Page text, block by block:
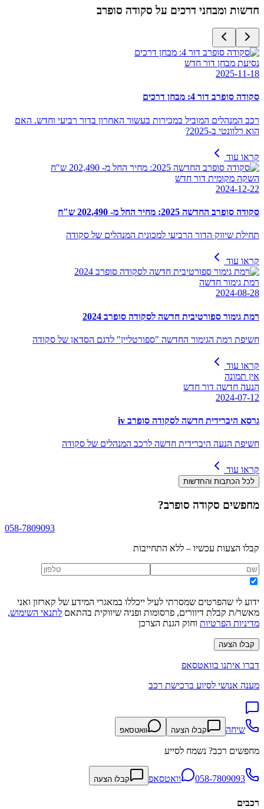
חדשות ומבחני דרכים על סקודה סופרב
נסיעת מבחן דור חדש
2025-11-18
סקודה סופרב דור 4: מבחן דרכים
רכב המנהלים המוביל במכירות בעשור האחרון בדור רביעי וחדש. האם
הוא רלוונטי ב-2025?
קראו עוד
השקה מקומית דור חדש
2024-12-22
סקודה סופרב החדשה 2025: מחיר החל מ- 202,490 ש"ח
תחילת שיווק הדור הרביעי למכונית המנהלים של סקודה
קראו עוד
רמת גימור חדשה
2024-08-28
רמת גימור ספורטיבית חדשה לסקודה סופרב 2024
חשיפת רמת הגימור החדשה "ספורטליין" לדגם הסדאן של סקודה
קראו עוד
אין תמונה
הנעה חדשה דור חדש
2024-07-12
גרסא היברידית חדשה לסקודה סופרב iv
חשיפת הנעה היברידית חדשה לרכב המנהלים של סקודה
קראו עוד
לכל הכתבות והחדשות
מחפשים סקודה סופרב?
058-7809093
קבלו הצעות עכשיו – ללא התחייבות
ידוע לי שהפרטים שמסרתי לעיל ייכללו במאגרי המידע של קארזון ואני
מאשר/ת קבלת דיוורים, פרסומות ופניה שיווקית בהתאם לתנאי השימוש,
מדיניות הפרטיות וחוק הגנת הצרכן
קבלו הצעה
דברו איתנו בוואטסאפ
מענה אנושי לסיוע ברכישת רכב
שיחה קבלו הצעה וואטסאפ
מחפשים רכב? נשמח לסייע
058-7809093 וואטסאפ קבלו הצעה
רכבים